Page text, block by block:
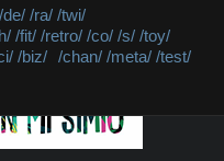
/de/ /ra/ /twi/
/fit/ /retro/ /co/ /s/ /toy/
/biz/ /chan/ /meta/ /test/